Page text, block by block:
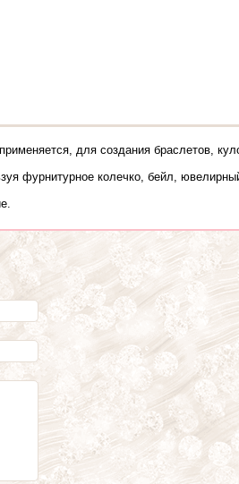
для создания браслетов,
фурнитурное колечко, бейл,